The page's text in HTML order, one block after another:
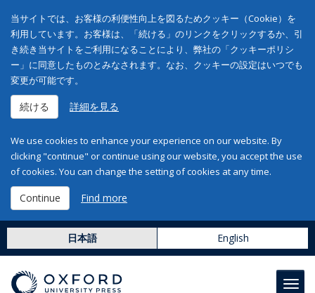
当サイトでは、お客様の利便性向上を図るためクッキー（Cookie）を
利用しています。お客様は、「続ける」のリンクをクリックするか、引
き続き当サイトをご利用になることにより、弊社の「クッキーポリシ
ー」に同意したものとみなされます。なお、クッキーの設定はいつでも
変更が可能です。
続ける 詳細を見る
We use cookies to enhance your experience on our website. By
clicking "continue" or continue using our website, you accept the use
of cookies. You can change the setting of cookies at any time.
Continue Find more
日本語 English